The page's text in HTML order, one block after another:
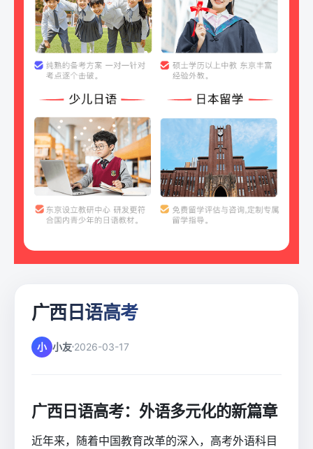
广西日语高考
小 小友 2026-03-17
广西日语高考：外语多元化的新篇章
近年来，随着中国教育改革的深入，高考外语科目